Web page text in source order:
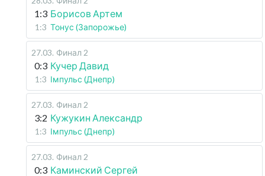
1:3 Борисов Артем
1:3 Тонус (Запорожье)
27.03. Финал 2
0:3 Кучер Давид
1:3 Імпульс (Днепр)
27.03. Финал 2
3:2 Кужукин Александр
1:3 Імпульс (Днепр)
27.03. Финал 2
0:3 Каминский Сергей